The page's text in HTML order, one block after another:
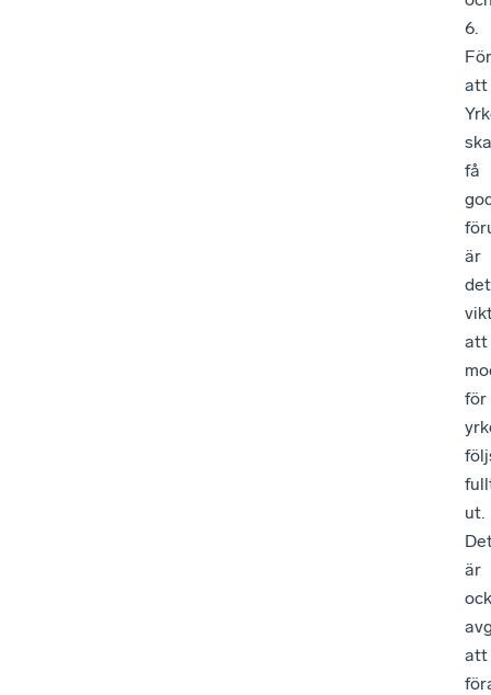
6.
För
att
ska
få
är
det
att
för
ut.
är
att